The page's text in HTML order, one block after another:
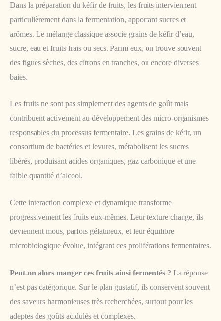
Dans la préparation du kéfir de fruits, les fruits interviennent
particulièrement dans la fermentation, apportant sucres et
arômes. Le mélange classique associe grains de kéfir d’eau,
sucre, eau et fruits frais ou secs. Parmi eux, on trouve souvent
des figues sèches, des citrons en tranches, ou encore diverses
baies.
Les fruits ne sont pas simplement des agents de goût mais
contribuent activement au développement des micro-organismes
responsables du processus fermentaire. Les grains de kéfir, un
consortium de bactéries et levures, métabolisent les sucres
libérés, produisant acides organiques, gaz carbonique et une
faible quantité d’alcool.
Cette interaction complexe et dynamique transforme
progressivement les fruits eux-mêmes. Leur texture change, ils
deviennent mous, parfois gélatineux, et leur équilibre
microbiologique évolue, intégrant ces proliférations fermentaires.
Peut-on alors manger ces fruits ainsi fermentés ? La réponse
n’est pas catégorique. Sur le plan gustatif, ils conservent souvent
des saveurs harmonieuses très recherchées, surtout pour les
adeptes des goûts acidulés et complexes.